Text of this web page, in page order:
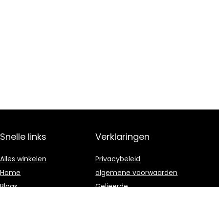
Snelle links
Alles winkelen
Home
Blogs
Verklaringen
Privacybeleid
algemene voorwaarden
Gelieerde